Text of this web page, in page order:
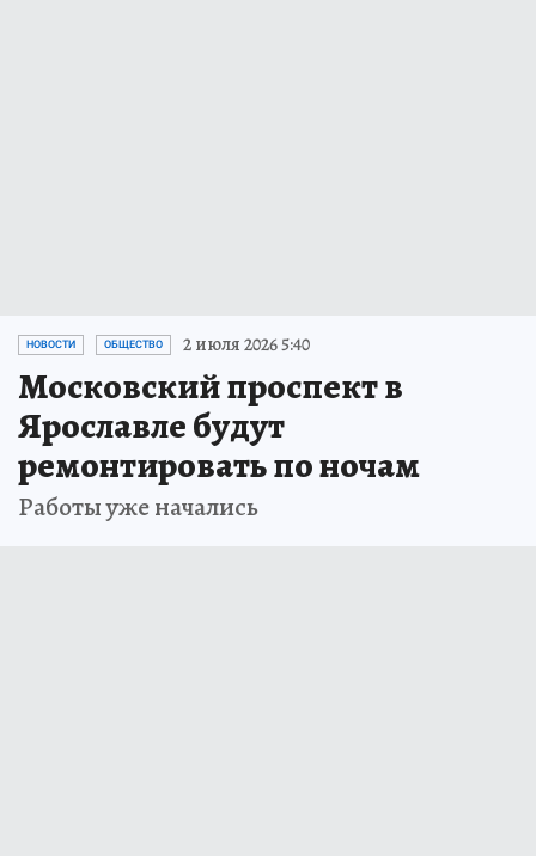
НОВОСТИ ОБЩЕСТВО 2 июля 2026 5:40
Московский проспект в
Ярославле будут
ремонтировать по ночам
Работы уже начались